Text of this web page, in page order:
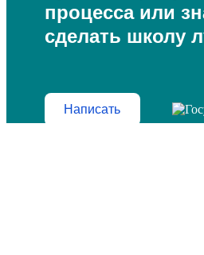
процесса или
сделать школу
Написать